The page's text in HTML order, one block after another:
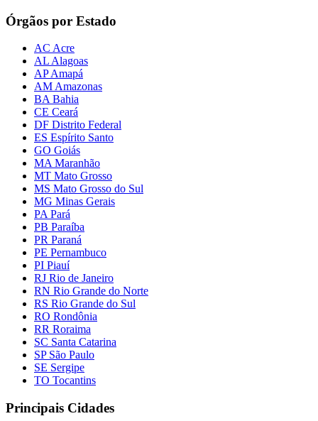
Órgãos por Estado
AC Acre
AL Alagoas
AP Amapá
AM Amazonas
BA Bahia
CE Ceará
DF Distrito Federal
ES Espírito Santo
GO Goiás
MA Maranhão
MT Mato Grosso
MS Mato Grosso do Sul
MG Minas Gerais
PA Pará
PB Paraíba
PR Paraná
PE Pernambuco
PI Piauí
RJ Rio de Janeiro
RN Rio Grande do Norte
RS Rio Grande do Sul
RO Rondônia
RR Roraima
SC Santa Catarina
SP São Paulo
SE Sergipe
TO Tocantins
Principais Cidades